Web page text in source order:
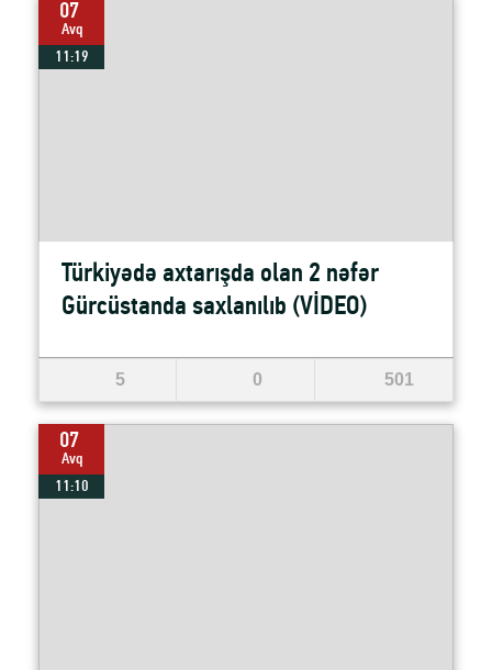
07
Avq
11:19
Türkiyədə axtarışda olan 2 nəfər
Gürcüstanda saxlanılıb (VİDEO)
5 0 501
07
Avq
11:10